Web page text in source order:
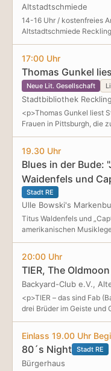
Altstadtschmiede
14-16 Uhr / kostenfreies
Altstadtschmiede
14:00 bis 16:00 Uhr
Alltagsgegenstände
Ehrenamtlichen
nicht funktionierende
Café geht es darum,
und handwerkliches
Atmosphäre, Kaffee und
Was wird repariert? Alles,
tragen und vor Ort prüfen
Haushaltsgegenstände,
vorhanden – bitte
17:00 Uhr
Thomas Gunkel
Neue Lit. Gesellschaft
Stadtbibliothek
<p>Thomas Gunkel liest
Frauen in Pittsburgh, die
unterkriegen lassen:
Arlene, seit Langem
Gedächtnis im Stich
19.30 Uhr
Blues in der Bude:
Waidenfels und
Stadt RE
Ulle Bowski's
Titus Waldenfels und
amerikanischen
Wurzeln im Blues, Gospel,
Interessierten sind
Stimme und der
Welt von Johnny Cash
20:00 Uhr
TIER, The
Backyard-Club e.V.,
<p>TIER – das sind Fab
drei Brüder im Geiste und
griffige Melodien eint.
Kompositionen und
Western-Stoner, der sich
Einlass 19.00 Uhr
80´s Night Stadt RE
Bürgerhaus